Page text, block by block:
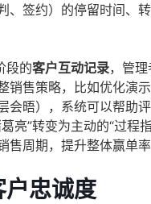
签约）的停留时间、
段的客户互动记录，管
售策略，比如优化演
晤），系统可以帮助
亮”转变为主动的“过程
周期，提升整体赢单率
忠诚度